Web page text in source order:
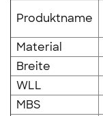
Produktname
Material
Breite
WLL
MBS